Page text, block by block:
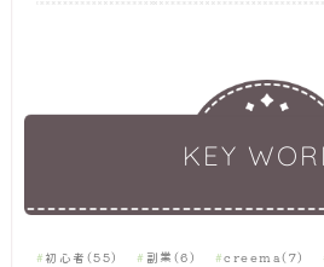
KEY
初心者(55) 副業(6) creema(7)